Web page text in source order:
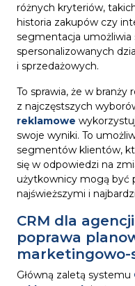
różnych kryteriów,
historia zakupów czy
segmentacja umożliwia
spersonalizowanych
i sprzedażowych.
To sprawia, że w
z najczęstszych
reklamowe
swoje wyniki. To
segmentów klientów,
się w odpowiedzi na
użytkownicy mogą być
najświeższymi i
CRM dla
poprawa
marketingowo-
Główną zaletą systemu